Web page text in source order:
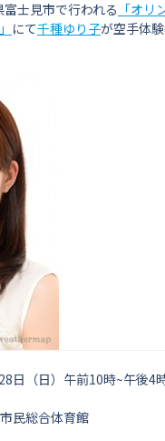
士見市で行われる 「オリ
にて千種ゆり子が空手体
（日）午前10時~午後4
総合体育館